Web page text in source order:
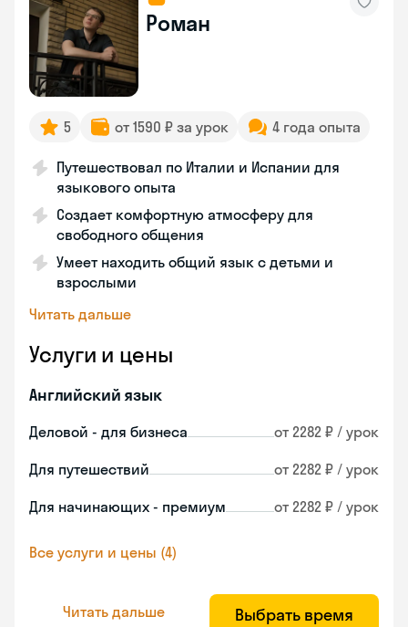
Роман
5 от 1590 ₽ за урок 4 года опыта
Путешествовал по Италии и Испании для
языкового опыта
Создает комфортную атмосферу для
свободного общения
Умеет находить общий язык с детьми и
взрослыми
Читать дальше
Услуги и цены
Английский язык
Деловой - для бизнеса от 2282 ₽ / урок
Для путешествий от 2282 ₽ / урок
Для начинающих - премиум от 2282 ₽ / урок
Все услуги и цены (4)
Читать дальше Выбрать время